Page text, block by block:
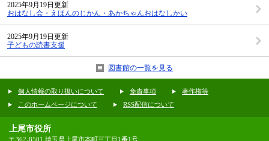
2025年9月19日更新
おはなし会・えほんのじかん・あかちゃんおはなしかい
2025年9月19日更新
子どもの読書支援
図書館の一覧を見る
個人情報の取り扱いについて 免責事項
著作権等
このホームページについて
RSS配信について
上尾市役所
〒362-8501 埼玉県上尾市本町三丁目1番1号